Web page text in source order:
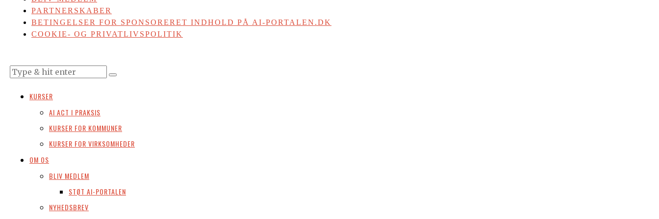
PARTNERSKABER
BETINGELSER FOR SPONSORERET INDHOLD PÅ AI-PORTALEN.DK
COOKIE- OG PRIVATLIVSPOLITIK
KURSER
AI ACT I PRAKSIS
KURSER FOR KOMMUNER
KURSER FOR VIRKSOMHEDER
OM OS
BLIV MEDLEM
STØT AI-PORTALEN
NYHEDSBREV